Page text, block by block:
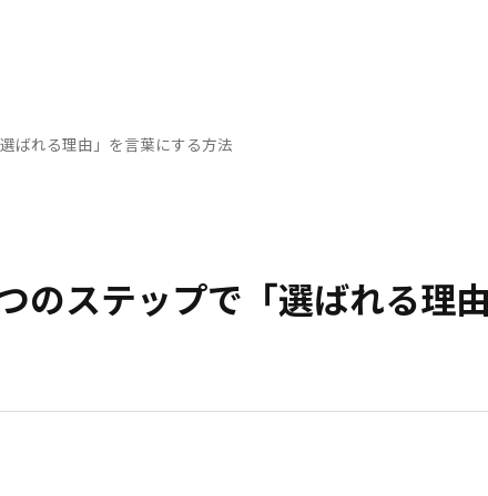
ばれる理由」を言葉にする方法
のステップで「選ばれる理